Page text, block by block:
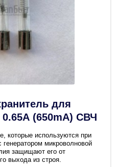
для
(650mA) СВЧ
которые используются при
генератором микроволновой
защищают его от
выхода из строя.